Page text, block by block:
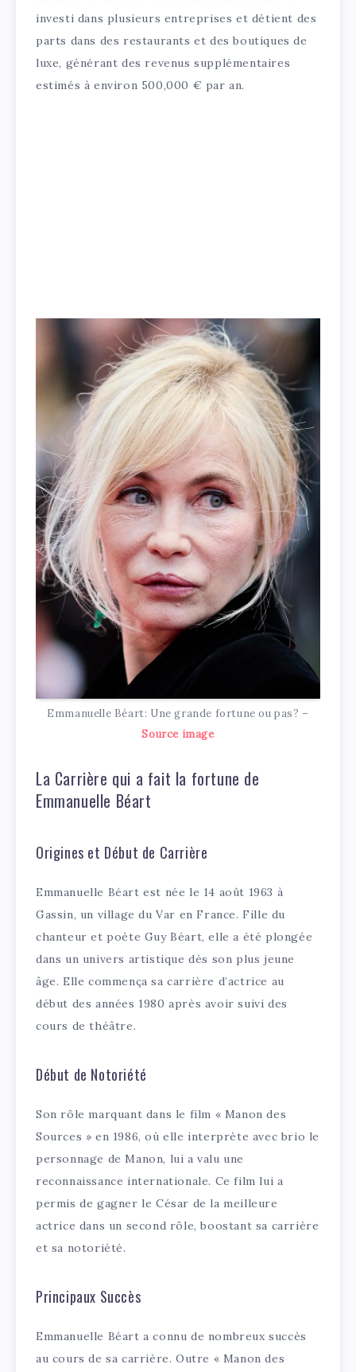
investi dans plusieurs entreprises et détient des
parts dans des restaurants et des boutiques de
luxe, générant des revenus supplémentaires
estimés à environ 500,000 € par an.
Emmanuelle Béart: Une grande fortune ou pas? –
Source image
La Carrière qui a fait la fortune de
Emmanuelle Béart
Origines et Début de Carrière
Emmanuelle Béart est née le 14 août 1963 à
Gassin, un village du Var en France. Fille du
chanteur et poète Guy Béart, elle a été plongée
dans un univers artistique dès son plus jeune
âge. Elle commença sa carrière d’actrice au
début des années 1980 après avoir suivi des
cours de théâtre.
Début de Notoriété
Son rôle marquant dans le film « Manon des
Sources » en 1986, où elle interprète avec brio le
personnage de Manon, lui a valu une
reconnaissance internationale. Ce film lui a
permis de gagner le César de la meilleure
actrice dans un second rôle, boostant sa carrière
et sa notoriété.
Principaux Succès
Emmanuelle Béart a connu de nombreux succès
au cours de sa carrière. Outre « Manon des